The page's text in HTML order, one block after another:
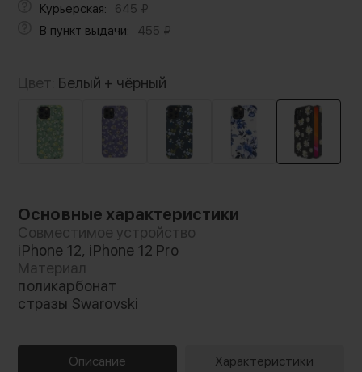
Курьерская: 645 ₽
В пункт выдачи:
455 ₽
Цвет: Белый + чёрный
Основные характеристики
Совместимое устройство
iPhone 12, iPhone 12 Pro
Материал
поликарбонат
стразы Swarovski
Описание Характеристики